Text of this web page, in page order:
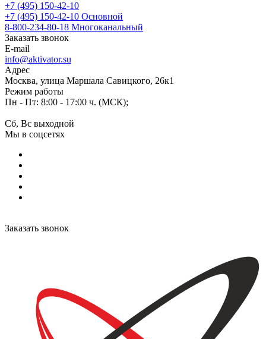
+7 (495) 150-42-10
+7 (495) 150-42-10 Основной
8-800-234-80-18 Многоканальный
Заказать звонок
E-mail
info@aktivator.su
Адрес
Москва, улица Маршала Савицкого, 26к1
Режим работы
Пн - Пт: 8:00 - 17:00 ч. (МСК);
Сб, Вс выходной
Мы в соцсетях
Заказать звонок